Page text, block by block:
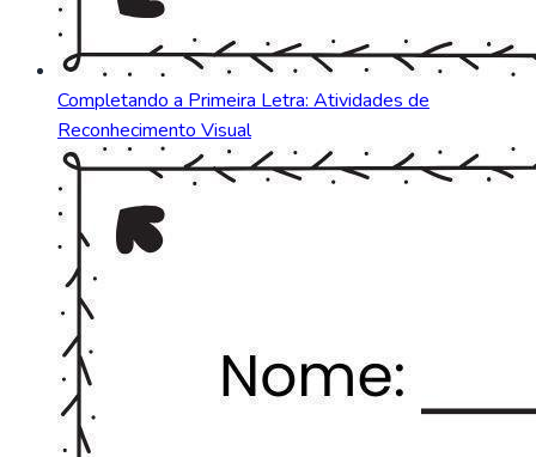
Completando a Primeira Letra: Atividades de
Reconhecimento Visual